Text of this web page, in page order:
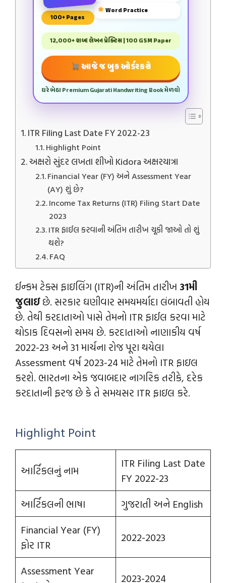
100+ Pages
Word Practice
12,000+ શબ્દ લેખન પ્રેક્ટિસ | 100 GSM Paper
આજે જ બુક ઓર્ડર કરો
ઘરે બેઠા Premium Gujarati Handwriting Book મેળવો
ITR Filing Last Date FY 2022-23
Highlight Point
અક્ષરો સુંદર લખતા શીખો Kidora અક્ષરયાત્રા
Financial Year (FY) અને Assessment Year
(AY) શું છે?
Income Tax Returns (ITR) Filing Start Date
2023
ITR ફાઈલ કરવાની અંતિમ તારીખ ચૂકી જાઓ તો શું
થશે?
FAQ
ઈન્કમ ટેક્સ ફાઇલિંગ (ITR)ની અંતિમ તારીખ 31મી
જુલાઇછે. સરકાર ઘણીવાર સમયમર્યાદા લંબાવતી હોય
છે. તેથી કરદાતાઓ પાસે તેમનો ITR ફાઈલ કરવા માટે
થોડાક દિવસનો સમય છે. કરદાતાઓ નાણાકીય વર્ષ
2022-23 અને 31 માર્ચના રોજ પૂરા થયેલા
Assessment વર્ષ 2023-24 માટે તેમનો ITR ફાઇલ
કરશે. ભારતના એક જવાબદાર નાગરિક તરીકે, દરેક
કરદાતાની ફરજ છે કે તે સમયસર ITR ફાઇલ કરે.
Highlight Point
આર્ટિકલનું નામ
ITR Filing Last Date
FY 2022-23
આર્ટિકલની ભાષા
ગુજરાતી અને English
Financial Year (FY)
ફોર ITR
2022-2023
Assessment Year
2023-2024